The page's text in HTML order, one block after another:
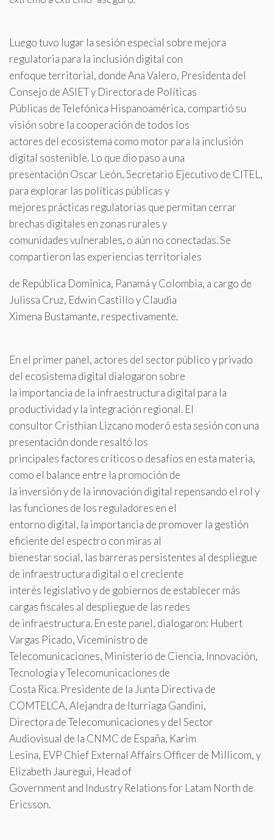
Luego tuvo lugar la sesión especial sobre mejora
regulatoria para la inclusión digital con
enfoque territorial, donde Ana Valero, Presidenta del
Consejo de ASIET y Directora de Políticas
Públicas de Telefónica Hispanoamérica, compartió su
visión sobre la cooperación de todos los
actores del ecosistema como motor para la inclusión
digital sostenible. Lo que dio paso a una
presentación Oscar León, Secretario Ejecutivo de CITEL,
para explorar las políticas públicas y
mejores prácticas regulatorias que permitan cerrar
brechas digitales en zonas rurales y
comunidades vulnerables, o aún no conectadas. Se
compartieron las experiencias territoriales
de República Dominica, Panamá y Colombia, a cargo de
Julissa Cruz, Edwin Castillo y Claudia
Ximena Bustamante, respectivamente.
En el primer panel, actores del sector público y privado
del ecosistema digital dialogaron sobre
la importancia de la infraestructura digital para la
productividad y la integración regional. El
consultor Cristhian Lizcano moderó esta sesión con una
presentación donde resaltó los
principales factores críticos o desafíos en esta materia,
como el balance entre la promoción de
la inversión y de la innovación digital repensando el rol y
las funciones de los reguladores en el
entorno digital, la importancia de promover la gestión
eficiente del espectro con miras al
bienestar social, las barreras persistentes al despliegue
de infraestructura digital o el creciente
interés legislativo y de gobiernos de establecer más
cargas fiscales al despliegue de las redes
de infraestructura. En este panel, dialogaron: Hubert
Vargas Picado, Viceministro de
Telecomunicaciones, Ministerio de Ciencia, Innovación,
Tecnología y Telecomunicaciones de
Costa Rica. Presidente de la Junta Directiva de
COMTELCA, Alejandra de Iturriaga Gandini,
Directora de Telecomunicaciones y del Sector
Audiovisual de la CNMC de España, Karim
Lesina, EVP Chief External Affairs Officer de Millicom, y
Elizabeth Jauregui, Head of
Government and Industry Relations for Latam North de
Ericsson.